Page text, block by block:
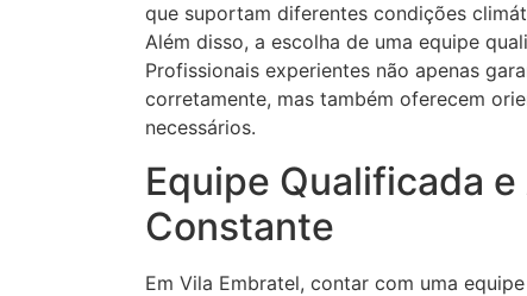
que suportam diferentes condições
Além disso, a escolha de uma equipe
Profissionais experientes não apenas
corretamente, mas também oferecem
necessários.
Equipe Qualificada
Constante
Em Vila Embratel, contar com uma